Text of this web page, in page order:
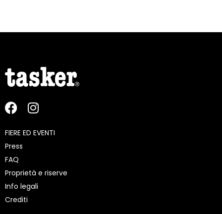
FIERE ED EVENTI
Press
FAQ
Proprietà e riserve
Info legali
Crediti